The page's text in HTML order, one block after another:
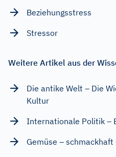
Beziehungsstress
Stressor
Weitere Artikel aus der
Die antike Welt – Die
Kultur
Internationale Politik –
Gemüse – schmackhaft